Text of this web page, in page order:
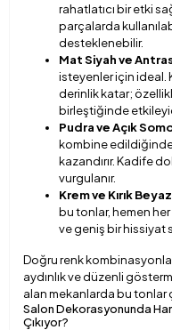
rahatlatıcı bir etki
parçalarda
desteklenebilir.
Mat Siyah ve
isteyenler için ideal.
derinlik katar;
birleştiğinde
Pudra ve Açık
kombine
kazandırır. Kadife
vurgulanır.
Krem ve Kırık
bu tonlar, hemen
ve geniş bir hissiyat
Doğru renk
aydınlık ve düzenli
alan mekanlarda bu tonlar
Salon Dekorasyonunda
Çıkıyor?